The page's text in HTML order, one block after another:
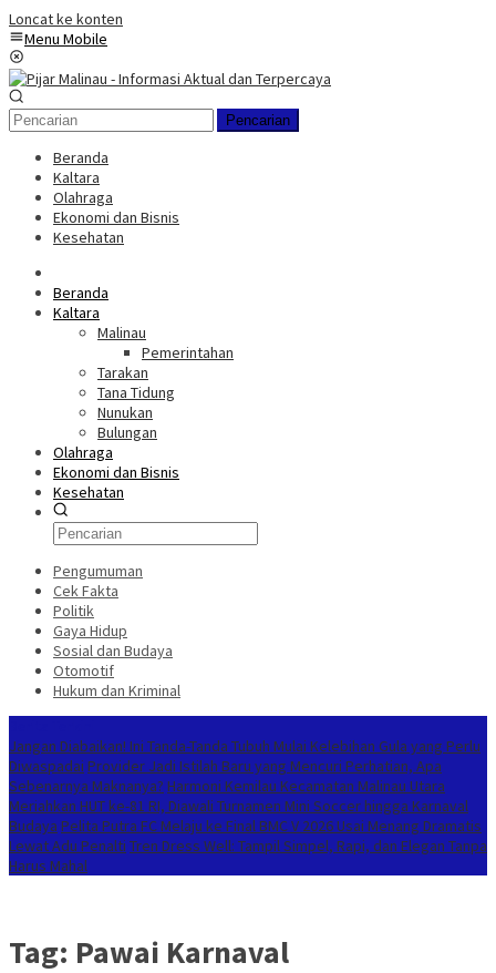
Loncat ke konten
Menu Mobile
Pencarian
Beranda
Kaltara
Olahraga
Ekonomi dan Bisnis
Kesehatan
Beranda
Kaltara
Malinau
Pemerintahan
Tarakan
Tana Tidung
Nunukan
Bulungan
Olahraga
Ekonomi dan Bisnis
Kesehatan
Pengumuman
Cek Fakta
Politik
Gaya Hidup
Sosial dan Budaya
Otomotif
Hukum dan Kriminal
Jangan Diabaikan! Ini Tanda-Tanda Tubuh Mulai Kelebihan Gula yang Perlu
Diwaspadai Provider Jadi Istilah Baru yang Mencuri Perhatian, Apa
Sebenarnya Maknanya? Harmoni Kemilau Kecamatan Malinau Utara
Meriahkan HUT ke-81 RI, Diawali Turnamen Mini Soccer hingga Karnaval
Budaya Pelita Putra FC Melaju ke Final BMC V 2026 Usai Menang Dramatis
Lewat Adu Penalti Tren Dress Well: Tampil Simpel, Rapi, dan Elegan Tanpa
Harus Mahal
Tag: Pawai Karnaval